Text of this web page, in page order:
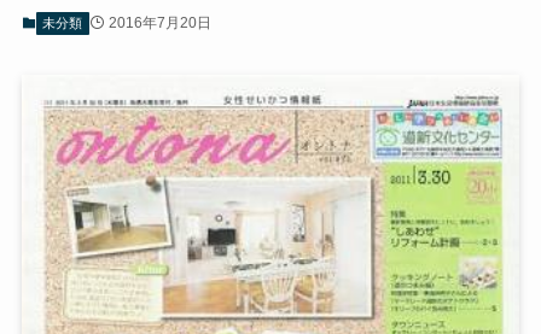
未分類 2016年7月20日